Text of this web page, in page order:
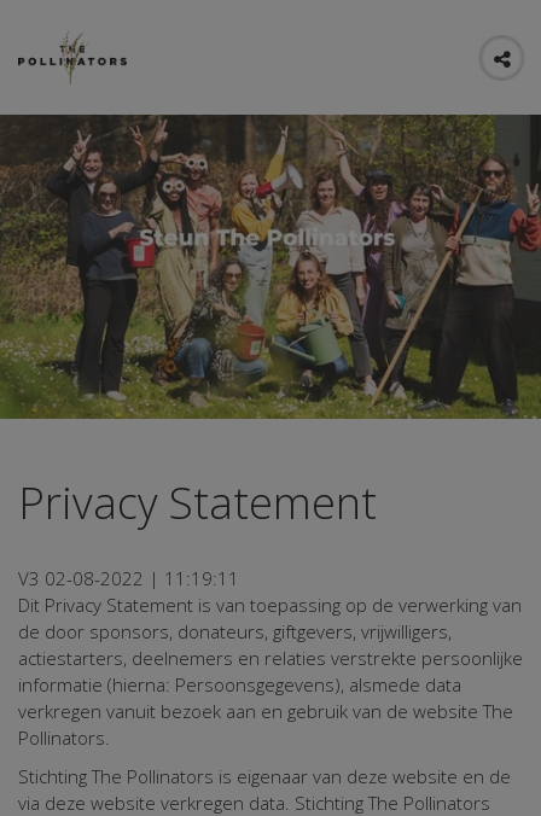
Privacy Statement
V3 02-08-2022 | 11:19:11
Dit Privacy Statement is van toepassing op de verwerking van
de door sponsors, donateurs, giftgevers, vrijwilligers,
actiestarters, deelnemers en relaties verstrekte persoonlijke
informatie (hierna: Persoonsgegevens), alsmede data
verkregen vanuit bezoek aan en gebruik van de website The
Pollinators.
Stichting The Pollinators is eigenaar van deze website en de
via deze website verkregen data. Stichting The Pollinators